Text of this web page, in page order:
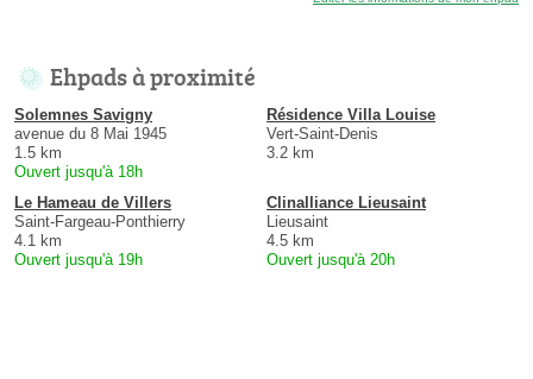
Ehpads à proximité
Solemnes Savigny
avenue du 8 Mai 1945
1.5 km
Ouvert jusqu'à 18h
Résidence Villa Louise
Vert-Saint-Denis
3.2 km
Le Hameau de Villers
Saint-Fargeau-Ponthierry
4.1 km
Ouvert jusqu'à 19h
Clinalliance Lieusaint
Lieusaint
4.5 km
Ouvert jusqu'à 20h